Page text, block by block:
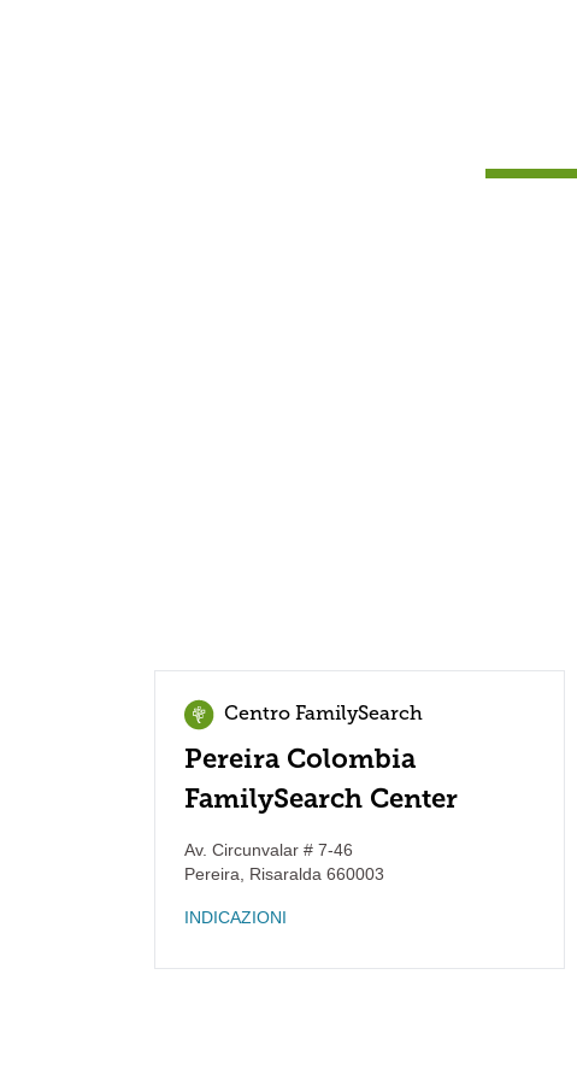
Centro FamilySearch
Pereira Colombia
FamilySearch Center
Av. Circunvalar # 7-46
Pereira
Risaralda 660003
INDICAZIONI